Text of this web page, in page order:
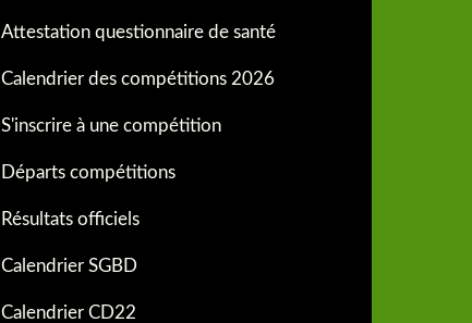
Attestation questionnaire de santé
Calendrier des compétitions 2026
S'inscrire à une compétition
Départs compétitions
Résultats officiels
Calendrier SGBD
Calendrier CD22